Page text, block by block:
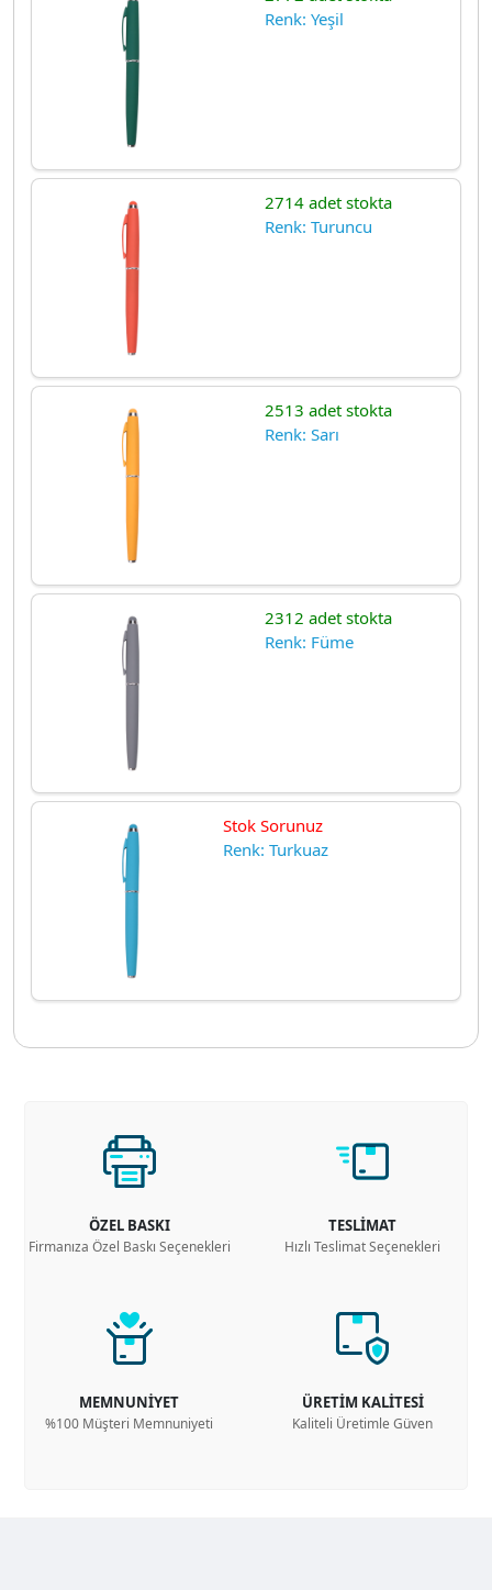
Renk: Yeşil
2714 adet stokta
Renk: Turuncu
2513 adet stokta
Renk: Sarı
2312 adet stokta
Renk: Füme
Stok Sorunuz
Renk: Turkuaz
ÖZEL BASKI
Firmanıza Özel Baskı Seçenekleri
TESLİMAT
Hızlı Teslimat Seçenekleri
MEMNUNİYET
%100 Müşteri Memnuniyeti
ÜRETİM KALİTESİ
Kaliteli Üretimle Güven